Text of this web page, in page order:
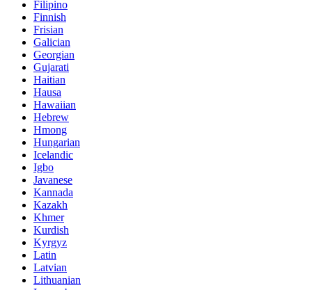
Filipino
Finnish
Frisian
Galician
Georgian
Gujarati
Haitian
Hausa
Hawaiian
Hebrew
Hmong
Hungarian
Icelandic
Igbo
Javanese
Kannada
Kazakh
Khmer
Kurdish
Kyrgyz
Latin
Latvian
Lithuanian